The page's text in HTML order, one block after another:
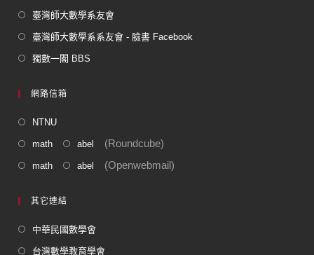
臺灣師大數學系友會
臺灣師大數學系系友會 - 臉書 Facebook
獨數一閣 BBS
網路信箱
NTNU
math abel (Roundcube)
math abel (Openwebmail)
其它連結
中華民國數學會
台灣數學教育學會